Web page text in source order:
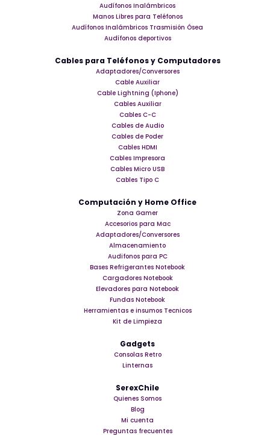
Audífonos Inalámbricos
Manos Libres para Teléfonos
Audífonos Inalámbricos Trasmisión Ósea
Audífonos deportivos
Cables para Teléfonos y Computadores
Adaptadores/Conversores
Cable Auxiliar
Cable Lightning (Iphone)
Cables Auxiliar
Cables C-C
Cables de Audio
Cables de Poder
Cables HDMI
Cables Impresora
Cables Micro USB
Cables Tipo C
Computación y Home Office
Zona Gamer
Accesorios para Mac
Adaptadores/Conversores
Almacenamiento
Audifonos para PC
Bases Refrigerantes Notebook
Cargadores Notebook
Elevadores para Notebook
Fundas Notebook
Herramientas e insumos Tecnicos
Kit de Limpieza
Gadgets
Consolas Retro
Linternas
SerexChile
Quienes Somos
Blog
Mi cuenta
Preguntas frecuentes